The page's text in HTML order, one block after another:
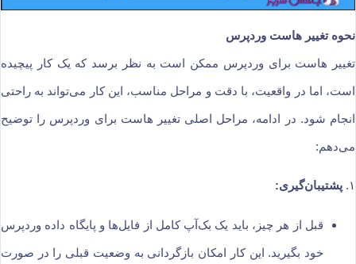
نحوه تغییر هاست وردپرس
تغییر هاست برای وردپرس ممکن است به نظر برسد که یک کار پیچیده
است، اما در واقعیت، با دقت و مراحل مناسب، این کار می‌تواند به راحتی
انجام شود. در ادامه، مراحل اصلی تغییر هاست برای وردپرس را توضیح
می‌دهم:
۱. پشتیبان‌گیری:
قبل از هر چیز، باید یک بک‌آپ کامل از فایل‌ها و پایگاه داده وردپرس
خود بگیرید. این کار امکان بازگردانی به وضعیت قبلی را در صورت